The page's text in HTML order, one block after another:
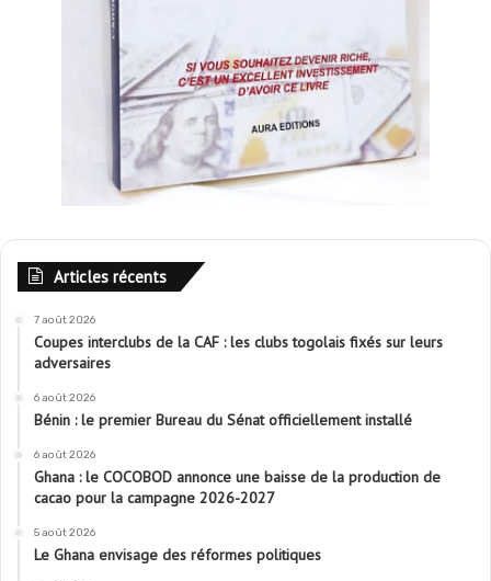
Articles récents
7 août 2026
Coupes interclubs de la CAF : les clubs togolais fixés sur leurs
adversaires
6 août 2026
Bénin : le premier Bureau du Sénat officiellement installé
6 août 2026
Ghana : le COCOBOD annonce une baisse de la production de
cacao pour la campagne 2026-2027
5 août 2026
Le Ghana envisage des réformes politiques